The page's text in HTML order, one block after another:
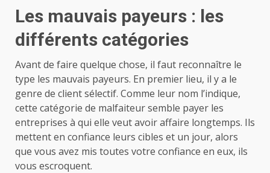
Les mauvais payeurs : les
différents catégories
Avant de faire quelque chose, il faut reconnaître le
type les mauvais payeurs. En premier lieu, il y a le
genre de client sélectif. Comme leur nom l’indique,
cette catégorie de malfaiteur semble payer les
entreprises à qui elle veut avoir affaire longtemps. Ils
mettent en confiance leurs cibles et un jour, alors
que vous avez mis toutes votre confiance en eux, ils
vous escroquent.